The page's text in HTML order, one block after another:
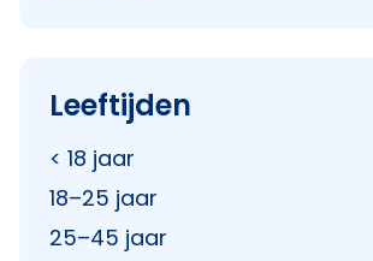
Leeftijden
< 18 jaar
18–25 jaar
25–45 jaar